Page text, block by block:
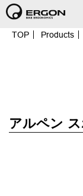
TOP Products
アルペン